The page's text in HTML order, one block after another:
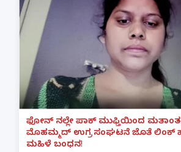
ಫೋನ್ ನಲ್ಲೇ ಪಾಕ್ ಮುಫ್ತಿಯಿಂದ
ಮೊಹಮ್ಮದ್ ಉಗ್ರ ಸಂಘಟನೆ ಜೊತೆ ಲಿಂಕ್
ಮಹಿಳೆ ಬಂಧನ!